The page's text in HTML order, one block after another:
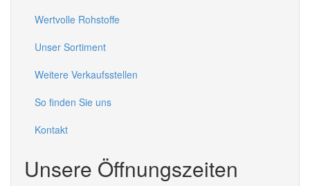
Wertvolle Rohstoffe
Unser Sortiment
Weitere Verkaufsstellen
So finden Sie uns
Kontakt
Unsere Öffnungszeiten